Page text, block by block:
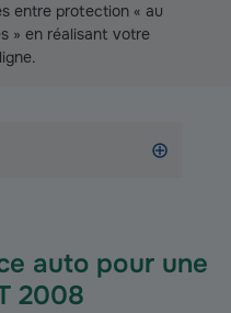
entre protection « au
» en réalisant votre
auto pour une
2008